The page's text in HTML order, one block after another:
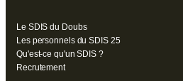
Le SDIS du Doubs
Les personnels du SDIS 25
Qu'est-ce qu'un SDIS ?
Recrutement